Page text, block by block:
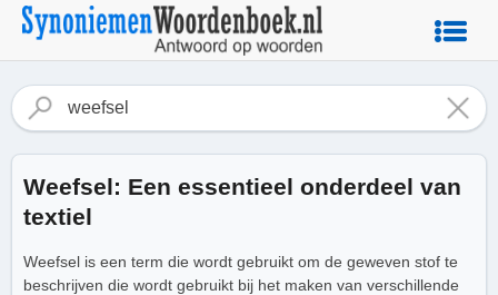
Weefsel: Een essentieel onderdeel van
textiel
Weefsel is een term die wordt gebruikt om de geweven stof te
beschrijven die wordt gebruikt bij het maken van verschillende